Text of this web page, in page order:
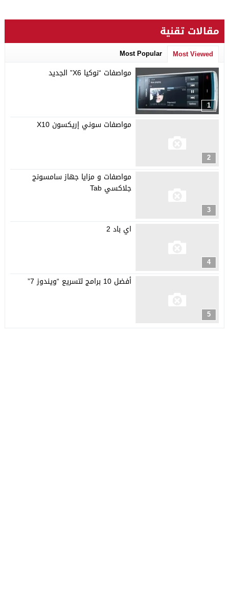
مقالات تقنية
Most Viewed
Most Popular
1
مواصفات “نوكيا X6” الجديد
2
مواصفات سوني إريكسون X10
3
مواصفات و مزايا جهاز سامسونج
جلاكسي Tab
4
اي باد 2
5
أفضل 10 برامج لتسريع “ويندوز 7”